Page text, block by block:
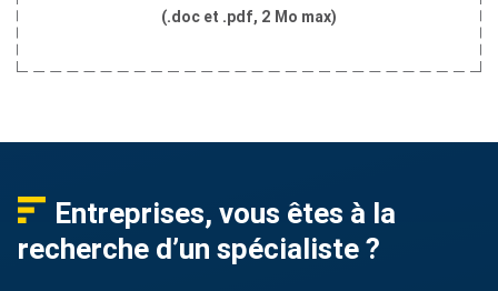
Entreprises, vous êtes à la
recherche d’un spécialiste ?
(.doc et .pdf, 2 Mo max)